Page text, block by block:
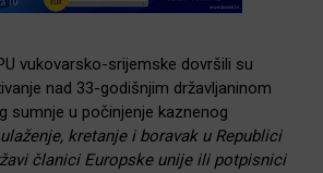
vukovarsko-srijemske dovršili su
nad 33-godišnjim državljaninom
sumnje u počinjenje kaznenog
kretanje i boravak u Republici
članici Europske unije ili potpisnici